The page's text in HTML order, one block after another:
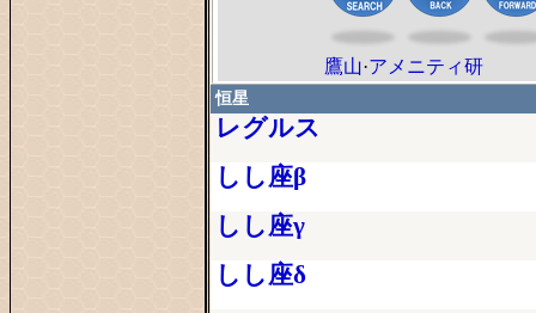
鷹山·アメニティ研
恒星
レグルス
しし座β
しし座γ
しし座δ